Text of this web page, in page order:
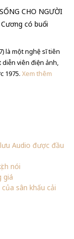
CHO NGƯỜI
có buổi
là một nghệ sĩ tiên
diễn viên điện ảnh,
1975.Xem thêm
Audio được đầu
nói
giá
sân khấu cải